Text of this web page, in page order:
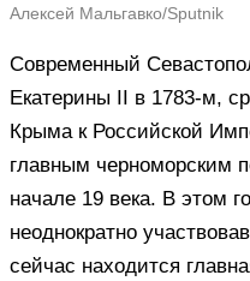
Алексей Мальгавко/Sputnik
Современный
Екатерины II в 1783-м,
Крыма к Российской
главным черноморским
начале 19 века. В этом
неоднократно
сейчас находится